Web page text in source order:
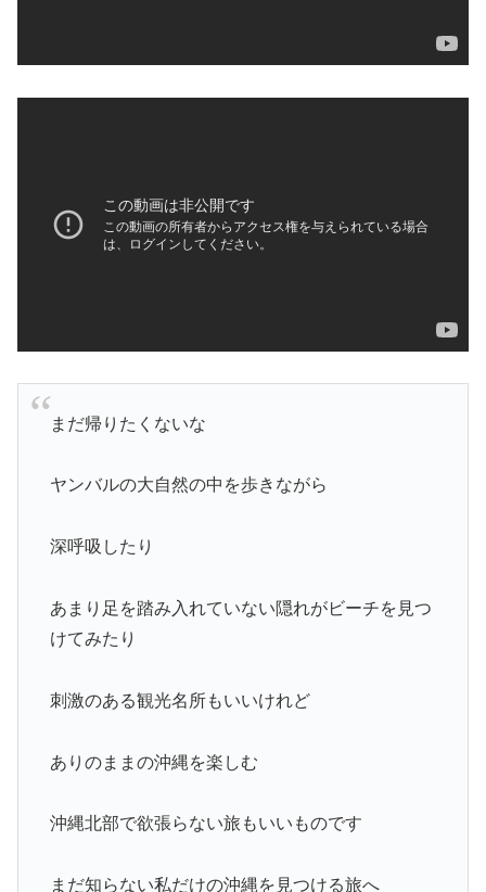
まだ帰りたくないな
ヤンバルの大自然の中を歩きながら
深呼吸したり
あまり足を踏み入れていない隠れがビーチを見つ
けてみたり
刺激のある観光名所もいいけれど
ありのままの沖縄を楽しむ
沖縄北部で欲張らない旅もいいものです
まだ知らない私だけの沖縄を見つける旅へ